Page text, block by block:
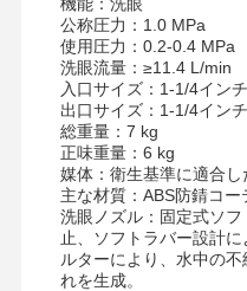
公称圧力：1.0 MPa
使用圧力：0.2-0.4 MPa
洗眼流量：≥11.4 L/min
入口サイズ：1-1/4イン
出口サイズ：1-1/4イン
総重量：7 kg
正味重量：6 kg
媒体：衛生基準に適合
主な材質：ABS防錆コ
洗眼ノズル：固定式ソ
止、ソフトラバー設計
ルターにより、水中の
れを生成。